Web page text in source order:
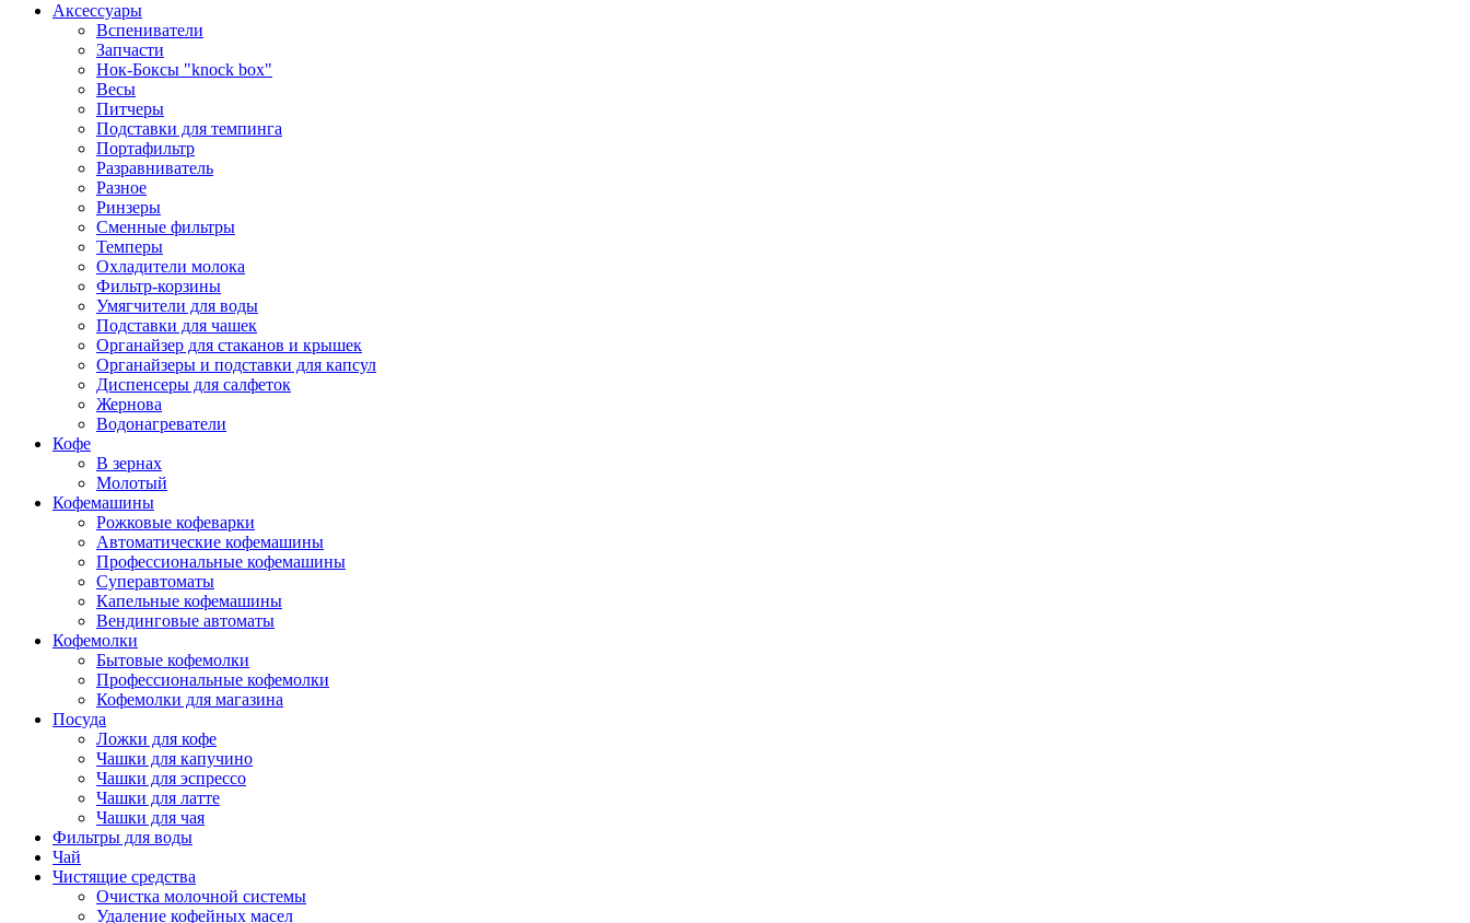
Аксессуары
Вспениватели
Запчасти
Нок-Боксы "knock box"
Весы
Питчеры
Подставки для темпинга
Портафильтр
Разравниватель
Разное
Ринзеры
Сменные фильтры
Темперы
Охладители молока
Фильтр-корзины
Умягчители для воды
Подставки для чашек
Органайзер для стаканов и крышек
Органайзеры и подставки для капсул
Диспенсеры для салфеток
Жернова
Водонагреватели
Кофе
В зернах
Молотый
Кофемашины
Рожковые кофеварки
Автоматические кофемашины
Профессиональные кофемашины
Суперавтоматы
Капельные кофемашины
Вендинговые автоматы
Кофемолки
Бытовые кофемолки
Профессиональные кофемолки
Кофемолки для магазина
Посуда
Ложки для кофе
Чашки для капучино
Чашки для эспрессо
Чашки для латте
Чашки для чая
Фильтры для воды
Чай
Чистящие средства
Очистка молочной системы
Удаление кофейных масел